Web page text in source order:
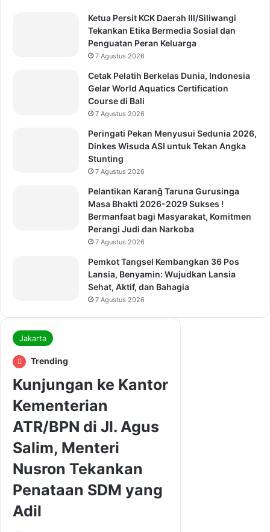
Ketua Persit KCK Daerah III/Siliwangi
Tekankan Etika Bermedia Sosial dan
Penguatan Peran Keluarga
7 Agustus 2026
Cetak Pelatih Berkelas Dunia, Indonesia
Gelar World Aquatics Certification
Course di Bali
7 Agustus 2026
Peringati Pekan Menyusui Sedunia 2026,
Dinkes Wisuda ASI untuk Tekan Angka
Stunting
7 Agustus 2026
Pelantikan Karanĝ Taruna Gurusinga
Masa Bhakti 2026-2029 Sukses !
Bermanfaat bagi Masyarakat, Komitmen
Perangi Judi dan Narkoba
7 Agustus 2026
Pemkot Tangsel Kembangkan 36 Pos
Lansia, Benyamin: Wujudkan Lansia
Sehat, Aktif, dan Bahagia
7 Agustus 2026